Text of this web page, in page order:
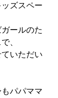
ズスペー
ールのた
、
いただい
パパママ